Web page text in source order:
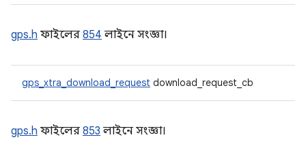
gps.h ফাইলের 854 লাইনে সংজ্ঞা।
gps_xtra_download_request download_request_cb
gps.h ফাইলের 853 লাইনে সংজ্ঞা।